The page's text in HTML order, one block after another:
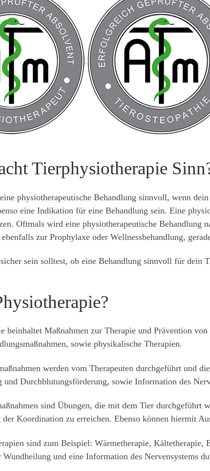
Tierphysiotherapie
physiotherapeutische Behandlung sinnvoll, wenn
eine Indikation für eine Behandlung sein. Eine
Oftmals wird eine physiotherapeutische Behandlung
zur Prophylaxe oder Wellnessbehandlung,
sein solltest, ob eine Behandlung sinnvoll für dein
beinhaltet Maßnahmen zur Therapie und Prävention
sowie physikalische Therapien.
werden vom Therapeuten durchgeführt und
und Durchblutungsförderung, sowie Information des
sind Übungen, die mit dem Tier durchgeführt
der Koordination zu erreichen. Ebenso können hiermit
sind zum Beispiel: Wärmetherapie, Kältetherapie,
Wundheilung und eine Information des Nervensystems